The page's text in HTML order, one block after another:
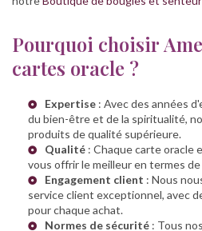
Pourquoi choisir
cartes oracle ?
Expertise : Avec des années
du bien-être et de la spiritualité,
produits de qualité supérieure.
Qualité : Chaque carte oracle
vous offrir le meilleur en termes
Engagement client : Nous
service client exceptionnel, avec
pour chaque achat.
Normes de sécurité : Tous